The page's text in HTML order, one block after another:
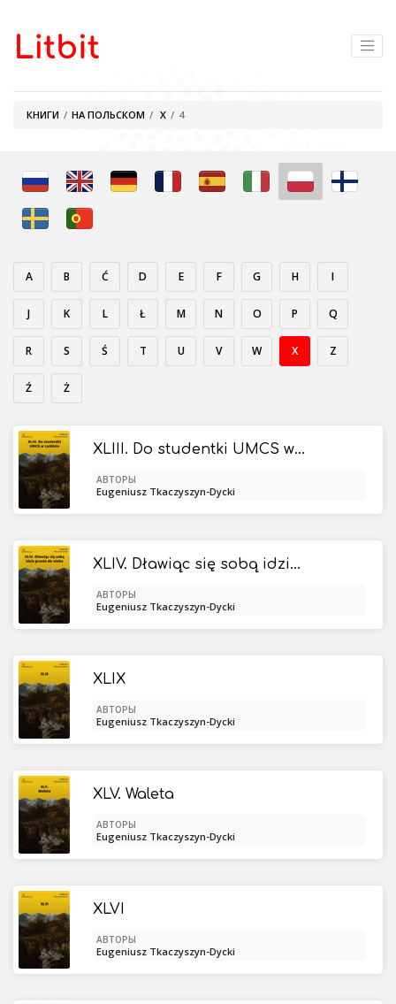
КНИГИ НА ПОЛЬСКОМ X 4
XLIII. Do studentki UMCS w Lublinie
АВТОРЫ
Eugeniusz Tkaczyszyn-Dycki
XLIV. Dławiąc się sobą idzie prosto do nieba
АВТОРЫ
Eugeniusz Tkaczyszyn-Dycki
XLIX
АВТОРЫ
Eugeniusz Tkaczyszyn-Dycki
XLV. Waleta
АВТОРЫ
Eugeniusz Tkaczyszyn-Dycki
XLVI
АВТОРЫ
Eugeniusz Tkaczyszyn-Dycki
A B Ć D E F G H I
J K L Ł M N O P Q
R S Ś T U V W X Z
Ź Ż